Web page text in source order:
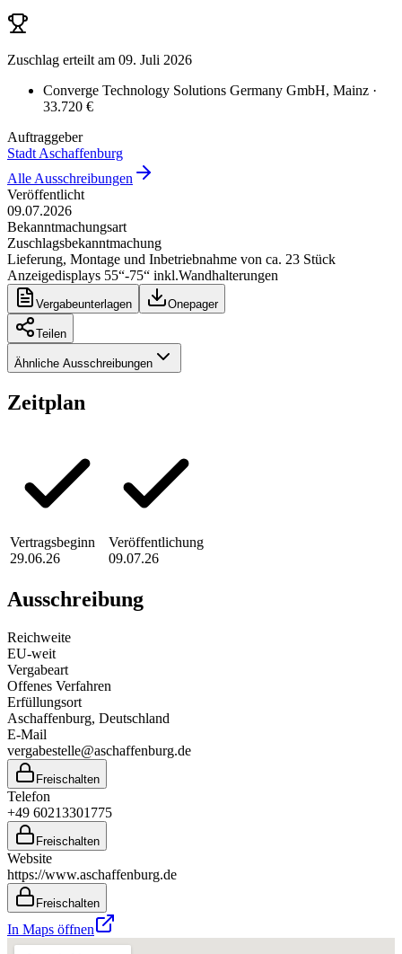
Zuschlag erteilt am 09. Juli 2026
Converge Technology Solutions Germany GmbH, Mainz ·
33.720 €
Auftraggeber
Stadt Aschaffenburg
Alle Ausschreibungen
Veröffentlicht
09.07.2026
Bekanntmachungsart
Zuschlagsbekanntmachung
Lieferung, Montage und Inbetriebnahme von ca. 23 Stück
Anzeigedisplays 55“-75“ inkl.Wandhalterungen
Vergabeunterlagen Onepager
Teilen
Ähnliche Ausschreibungen
Zeitplan
Vertragsbeginn
29.06.26
Veröffentlichung
09.07.26
Ausschreibung
Reichweite
EU-weit
Vergabeart
Offenes Verfahren
Erfüllungsort
Aschaffenburg, Deutschland
E-Mail
vergabestelle@aschaffenburg.de
Freischalten
Telefon
+49 60213301775
Freischalten
Website
https://www.aschaffenburg.de
Freischalten
In Maps öffnen